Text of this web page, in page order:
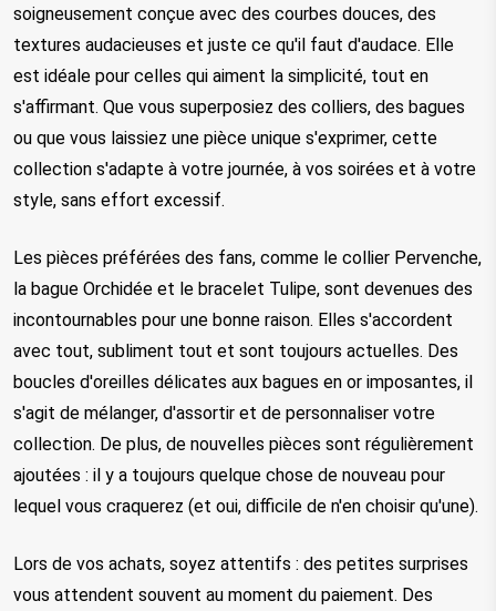
soigneusement conçue avec des courbes douces, des
textures audacieuses et juste ce qu'il faut d'audace. Elle
est idéale pour celles qui aiment la simplicité, tout en
s'affirmant. Que vous superposiez des colliers, des bagues
ou que vous laissiez une pièce unique s'exprimer, cette
collection s'adapte à votre journée, à vos soirées et à votre
style, sans effort excessif.
Les pièces préférées des fans, comme le collier Pervenche,
la bague Orchidée et le bracelet Tulipe, sont devenues des
incontournables pour une bonne raison. Elles s'accordent
avec tout, subliment tout et sont toujours actuelles. Des
boucles d'oreilles délicates aux bagues en or imposantes, il
s'agit de mélanger, d'assortir et de personnaliser votre
collection. De plus, de nouvelles pièces sont régulièrement
ajoutées : il y a toujours quelque chose de nouveau pour
lequel vous craquerez (et oui, difficile de n'en choisir qu'une).
Lors de vos achats, soyez attentifs : des petites surprises
vous attendent souvent au moment du paiement. Des